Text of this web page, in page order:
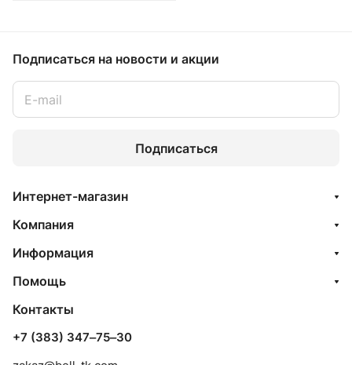
Подписаться на новости и акции
Подписаться
Интернет-магазин
Компания
Информация
Помощь
Контакты
+7 (383) 347‒75‒30